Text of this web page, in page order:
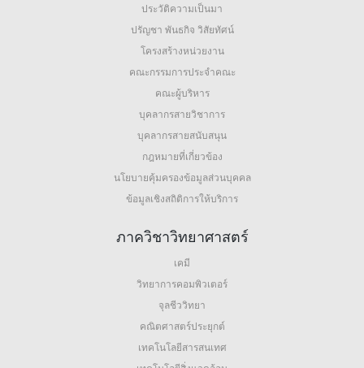
ประวัติความเป็นมา
ปรัญชา พันธกิจ วิสัยทัศน์
โครงสร้างหน่วยงาน
คณะกรรมการประจำคณะ
คณะผู้บริหาร
บุคลากรสายวิชาการ
บุคลากรสายสนับสนุน
กฎหมายที่เกี่ยวข้อง
นโยบายคุ้มครองข้อมูลส่วนบุคคล
ข้อมูลเชิงสถิติการให้บริการ
ภาควิชาวิทยาศาสตร์
เคมี
วิทยาการคอมพิวเตอร์
จุลชีววิทยา
คณิตศาสตร์ประยุกต์
เทคโนโลยีสารสนเทศ